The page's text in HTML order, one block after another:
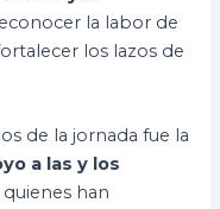
la labor de
los lazos de
de la jornada fue la
a las y los
quienes han